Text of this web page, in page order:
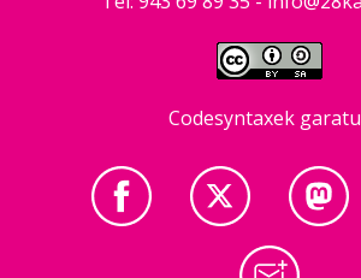
Codesyntaxek